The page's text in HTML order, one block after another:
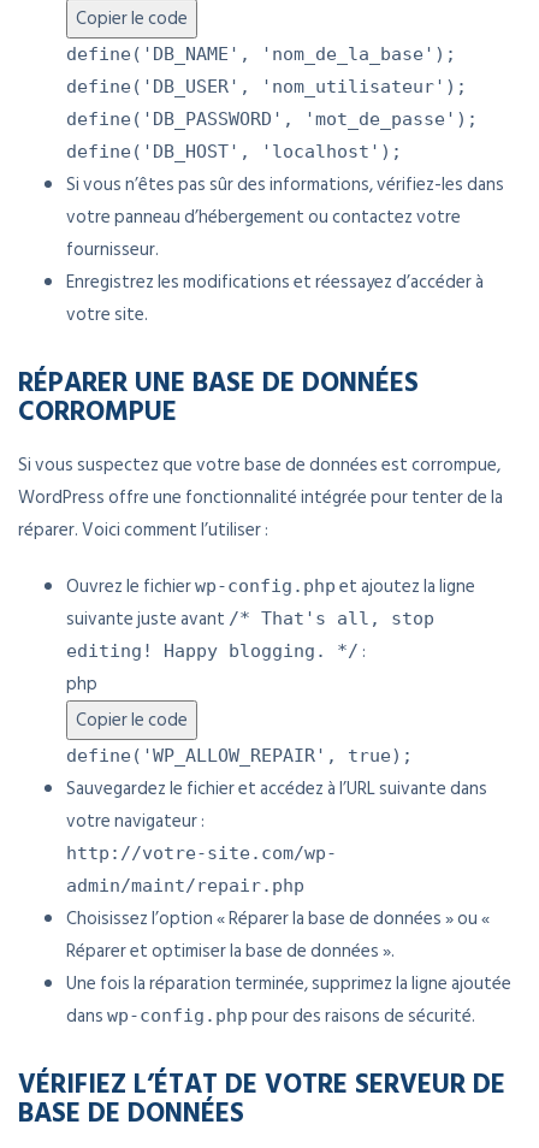
Copier le code
define( 'DB_NAME' , 'nom_de_la_base' );
define( 'DB_USER' , 'nom_utilisateur' );
define( 'DB_PASSWORD' , 'mot_de_passe' );
define( 'DB_HOST' , 'localhost' );
Si vous n’êtes pas sûr des informations, vérifiez-les dans
votre panneau d’hébergement ou contactez votre
fournisseur.
Enregistrez les modifications et réessayez d’accéder à
votre site.
RÉPARER UNE BASE DE DONNÉES
CORROMPUE
Si vous suspectez que votre base de données est corrompue,
WordPress offre une fonctionnalité intégrée pour tenter de la
réparer. Voici comment l’utiliser :
Ouvrez le fichierwp-config.php et ajoutez la ligne
suivante juste avant /* That's all, stop
editing! Happy blogging. */ :
php
Copier le code
define( 'WP_ALLOW_REPAIR' , true);
Sauvegardez le fichier et accédez à l’URL suivante dans
votre navigateur :
http://votre-site.com/wp-
admin/maint/repair.php
Choisissez l’option « Réparer la base de données » ou «
Réparer et optimiser la base de données ».
Une fois la réparation terminée, supprimez la ligne ajoutée
dans wp-config.php pour des raisons de sécurité.
VÉRIFIEZ L’ÉTAT DE VOTRE SERVEUR DE
BASE DE DONNÉES